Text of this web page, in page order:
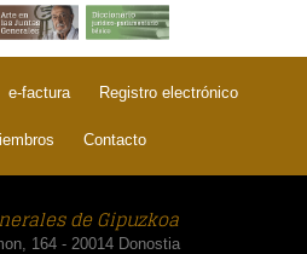
e-factura Registro electrónico
Contacto
de Gipuzkoa
164 - 20014 Donostia